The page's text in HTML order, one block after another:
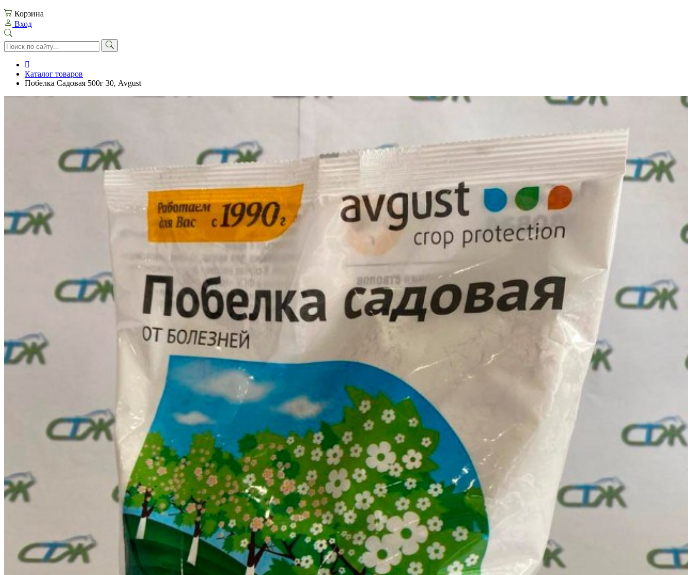
Корзина
Вход
Каталог товаров
Побелка Садовая 500г 30, Avgust